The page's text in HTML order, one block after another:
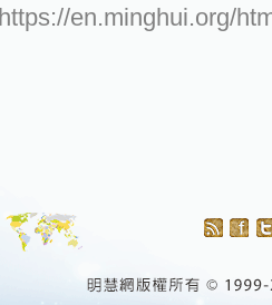
https://en.minghui.org/